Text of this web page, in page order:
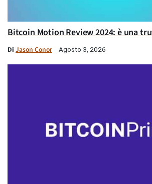
Bitcoin Motion Review 2024: è una
Di Jason Conor Agosto 3, 2026